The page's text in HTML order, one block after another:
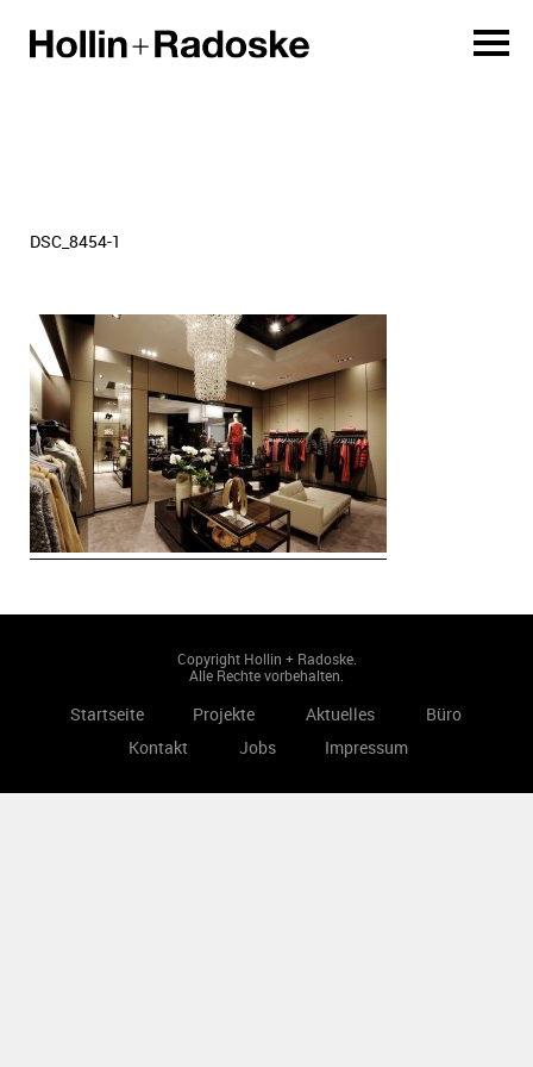
DSC_8454-1
Copyright Hollin + Radoske.
Alle Rechte vorbehalten.
Startseite Projekte Aktuelles
Büro
Kontakt
Jobs Impressum